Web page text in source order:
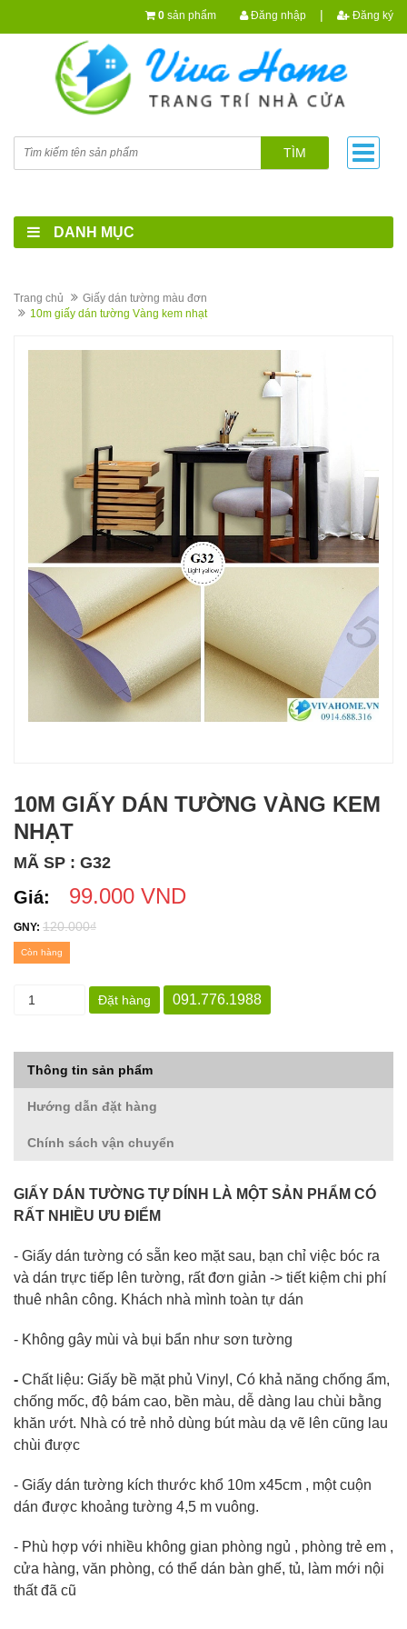
0 sản phẩm Đăng nhập | Đăng ký
TÌM
DANH MỤC
Trang chủ
Giấy dán tường màu đơn
10m giấy dán tường Vàng kem nhạt
10M GIẤY DÁN TƯỜNG VÀNG KEM
NHẠT
MÃ SP : G32
Giá: 99.000 VND
GNY: 120.000₫
Còn hàng
Đặt hàng 091.776.1988
Thông tin sản phẩm
Hướng dẫn đặt hàng
Chính sách vận chuyển
GIẤY DÁN TƯỜNG TỰ DÍNH LÀ MỘT SẢN PHẨM CÓ
RẤT NHIỀU ƯU ĐIỂM
- Giấy dán tường có sẵn keo mặt sau, bạn chỉ việc bóc ra
và dán trực tiếp lên tường, rất đơn giản -> tiết kiệm chi phí
thuê nhân công. Khách nhà mình toàn tự dán
- Không gây mùi và bụi bẩn như sơn tường
- Chất liệu: Giấy bề mặt phủ Vinyl, Có khả năng chống ẩm,
chống mốc, độ bám cao, bền màu, dễ dàng lau chùi bằng
khăn ướt. Nhà có trẻ nhỏ dùng bút màu dạ vẽ lên cũng lau
chùi được
- Giấy dán tường kích thước khổ 10m x45cm , một cuộn
dán được khoảng tường 4,5 m vuông.
- Phù hợp với nhiều không gian phòng ngủ , phòng trẻ em ,
cửa hàng, văn phòng, có thể dán bàn ghế, tủ, làm mới nội
thất đã cũ